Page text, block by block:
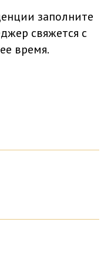
заполните
свяжется с
время.